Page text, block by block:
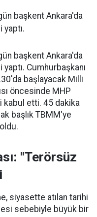
başkent Ankara'da
başkent Ankara'da
Cumhurbaşkanı
başlayacak Milli
öncesinde MHP
kabul etti. 45 dakika
başlık TBMM'ye
"Terörsüz
siyasette atılan tarihi
sebebiyle büyük bir